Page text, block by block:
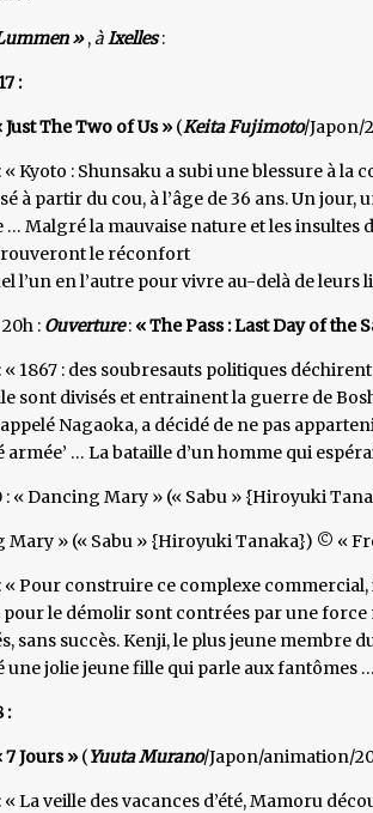
»,àIxelles :
:
Just The Two of Us » (Keita Fujimoto/Japon/
« Kyoto : Shunsaku a subi une blessure à
à partir du cou, à l’âge de 36 ans. Un
Malgré la mauvaise nature et les insultes
le réconfort
l’un en l’autre pour vivre au-delà de leurs
: Ouverture: « The Pass : Last Day of the
« 1867 : des soubresauts politiques
sont divisés et entrainent la guerre de
Nagaoka, a décidé de ne pas
armée’ … La bataille d’un homme qui
« Dancing Mary » (« Sabu » {Hiroyuki
Mary » (« Sabu » {Hiroyuki Tanaka}) © «
« Pour construire ce complexe
le démolir sont contrées par une force
sans succès. Kenji, le plus jeune membre
jolie jeune fille qui parle aux fantômes
:
7 Jours » (Yuuta Murano/Japon/animation/
« La veille des vacances d’été, Mamoru